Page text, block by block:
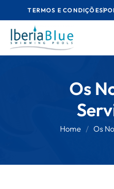
TERMOS E CONDIÇÕES
Os
Home Os